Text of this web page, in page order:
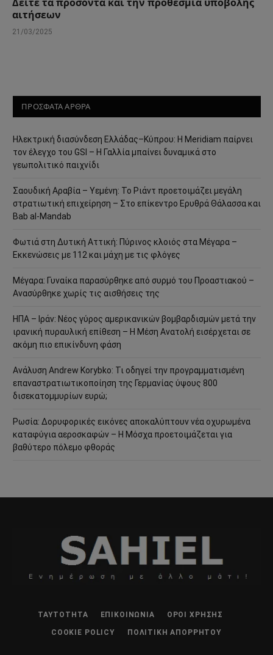
αιτήσεων
21/03/2025
ΠΡΟΣΦΑΤΑ ΑΡΘΡΑ
Ηλεκτρική διασύνδεση Ελλάδας–Κύπρου: Η Meridiam παίρνει
τον έλεγχο του GSI – Η Γαλλία μπαίνει δυναμικά στο
γεωπολιτικό παιχνίδι
Σαουδική Αραβία – Υεμένη: Το Ριάντ προετοιμάζει μεγάλη
στρατιωτική επιχείρηση – Στο επίκεντρο Ερυθρά Θάλασσα και
Bab al-Mandab
Φωτιά στη Δυτική Αττική: Πύρινος κλοιός στα Μέγαρα –
Εκκενώσεις με 112 και μάχη με τις φλόγες
Μέγαρα: Γυναίκα παρασύρθηκε από συρμό του Προαστιακού –
Ανασύρθηκε χωρίς τις αισθήσεις της
ΗΠΑ – Ιράν: Νέος γύρος αμερικανικών βομβαρδισμών μετά την
ιρανική πυραυλική επίθεση – Η Μέση Ανατολή εισέρχεται σε
ακόμη πιο επικίνδυνη φάση
Ανάλυση Andrew Korybko: Τι οδηγεί την προγραμματισμένη
επαναστρατιωτικοποίηση της Γερμανίας ύψους 800
δισεκατομμυρίων ευρώ;
Ρωσία: Δορυφορικές εικόνες αποκαλύπτουν νέα οχυρωμένα
καταφύγια αεροσκαφών – Η Μόσχα προετοιμάζεται για
βαθύτερο πόλεμο φθοράς
ΤΑΥΤΌΤΗΤΑ ΕΠΙΚΟΙΝΩΝΊΑ ΌΡΟΙ ΧΡΉΣΗΣ
COOKIE POLICY ΠΟΛΙΤΙΚΉ ΑΠΟΡΡΉΤΟΥ